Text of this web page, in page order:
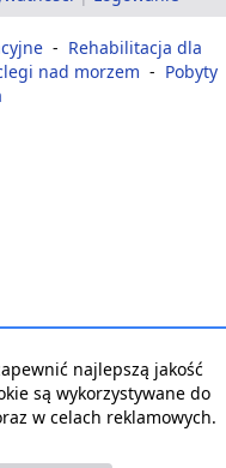
- Rehabilitacja dla
nad morzem - Pobyty
najlepszą jakość
są wykorzystywane do
w celach reklamowych.